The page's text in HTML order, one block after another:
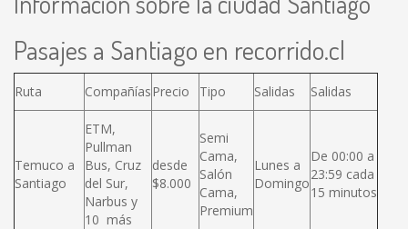
Pasajes a Santiago en recorrido.cl
Ruta CompañíasPrecio Tipo Salidas Salidas
Temuco a
Santiago
ETM,
Pullman
Bus, Cruz
del Sur,
Narbus y
10 más
desde
$8.000
Semi
Cama,
Salón
Cama,
Premium
Lunes a
Domingo
De 00:00 a
23:59 cada
15 minutos